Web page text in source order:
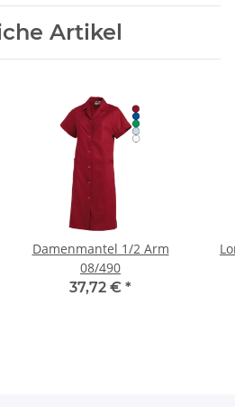
Artikel
Damenmantel 1/2 Arm
08/490
37,72 € *